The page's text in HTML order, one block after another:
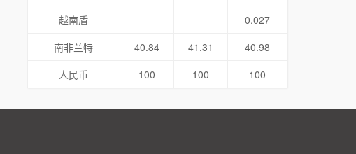
越南盾
0.027
南非兰特
40.84 41.31
40.98
人民币
100 100 100